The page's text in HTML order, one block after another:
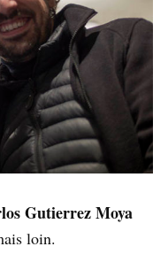
Gutierrez Moya
loin.